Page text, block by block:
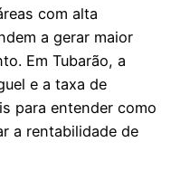
com alta
a gerar maior
Em Tubarão, a
e a taxa de
para entender como
a rentabilidade de